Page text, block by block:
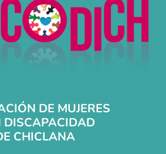
DE MUJERES
DISCAPACIDAD
CHICLANA